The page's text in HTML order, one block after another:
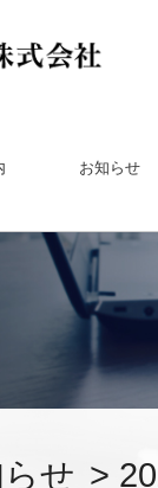
お知らせ
せ >